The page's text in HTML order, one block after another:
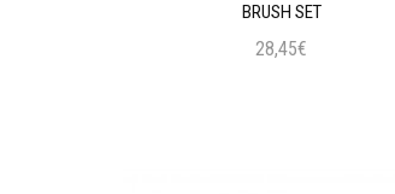
BRUSH SET
28,45€